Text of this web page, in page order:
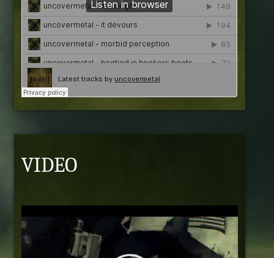
VIDEO